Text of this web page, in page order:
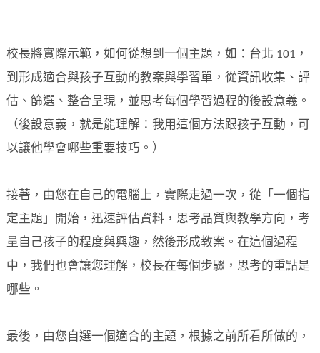
校長將實際示範，如何從想到一個主題，如：台北 101，
到形成適合與孩子互動的教案與學習單，從資訊收集、評
估、篩選、整合呈現，並思考每個學習過程的後設意義。
（後設意義，就是能理解：我用這個方法跟孩子互動，可
以讓他學會哪些重要技巧。）
接著，由您在自己的電腦上，實際走過一次，從「一個指
定主題」開始，迅速評估資料，思考品質與教學方向，考
量自己孩子的程度與興趣，然後形成教案。在這個過程
中，我們也會讓您理解，校長在每個步驟，思考的重點是
哪些。
最後，由您自選一個適合的主題，根據之前所看所做的，